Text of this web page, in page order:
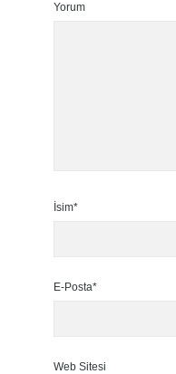
Yorum
İsim*
E-Posta*
Web Sitesi